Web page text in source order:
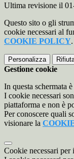
Ultima revisione il
Questo sito o gli
cookie necessari al
COOKIE POLICY.
Personalizza
Gestione cookie
In questa schermata
I cookie necessari
piattaforma e non è
Per conoscere quali
visionare la
Cookie necessari